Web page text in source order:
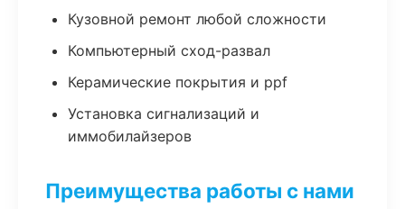
Кузовной ремонт любой сложности
Компьютерный сход-развал
Керамические покрытия и ppf
Установка сигнализаций и
иммобилайзеров
Преимущества работы с нами